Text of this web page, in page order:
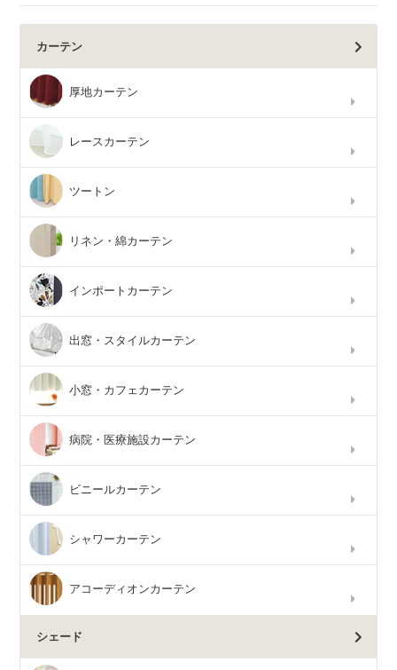
カーテン
厚地カーテン
レースカーテン
ツートン
リネン・綿カーテン
インポートカーテン
出窓・スタイルカーテン
小窓・カフェカーテン
病院・医療施設カーテン
ビニールカーテン
シャワーカーテン
アコーディオンカーテン
シェード